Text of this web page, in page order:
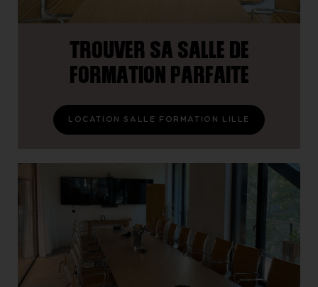
TROUVER SA SALLE DE
FORMATION PARFAITE
LOCATION SALLE FORMATION LILLE